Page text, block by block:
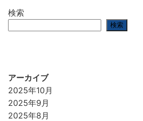
検索
検索
アーカイブ
2025年10月
2025年9月
2025年8月